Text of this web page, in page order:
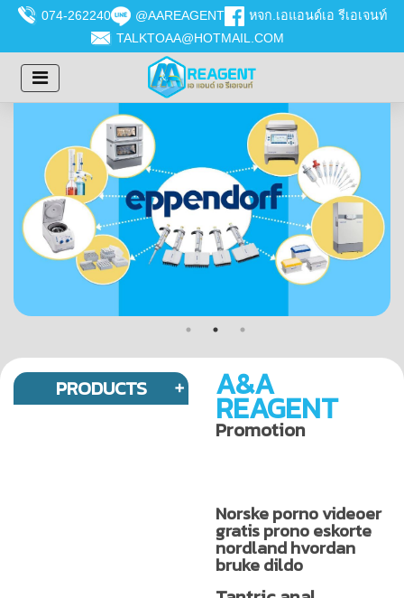
074-262240 @AAREAGENT
หจก.เอแอนด์เอ รีเอเจนท์
TALKTOAA@HOTMAIL.COM
PRODUCTS A&A
REAGENT
Promotion
Norske porno videoer
gratis prono eskorte
nordland hvordan
bruke dildo